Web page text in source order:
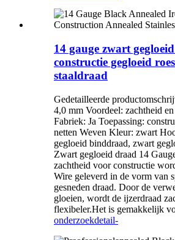
14 gauge zwart
constructie gegloeid
staaldraad
Gedetailleerde
4,0 mm Voordeel: zachtheid
Fabriek: Ja Toepassing:
netten Weven Kleur: zwart
gegloeid binddraad, zwart
Zwart gegloeid draad 14
zachtheid voor constructie
Wire geleverd in de vorm van
gesneden draad. Door de
gloeien, wordt de ijzerdraad
flexibeler.Het is gemakkelijk
onderzoekdetail-